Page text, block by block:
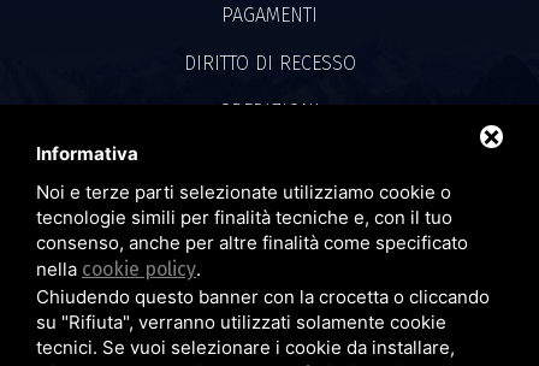
PAGAMENTI
DIRITTO DI RECESSO
SPEDIZIONI
PRIVACY POLICY
COOKIE POLICY
SEGUICI SU
Informativa
Noi e terze parti selezionate utilizziamo cookie o
tecnologie simili per finalità tecniche e, con il tuo
consenso, anche per altre finalità come specificato
nella cookie policy.
Chiudendo questo banner con la crocetta o cliccando
su "Rifiuta", verranno utilizzati solamente cookie
tecnici. Se vuoi selezionare i cookie da installare,